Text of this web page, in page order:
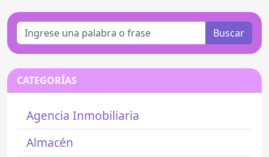
Buscar
CATEGORÍAS
Agencia Inmobiliaria
Almacén